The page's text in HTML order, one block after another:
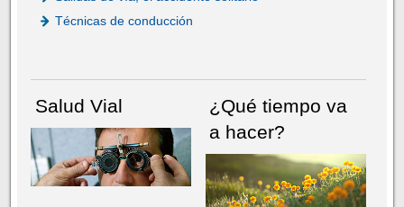
Técnicas de conducción
Salud Vial
¿Qué tiempo va
a hacer?